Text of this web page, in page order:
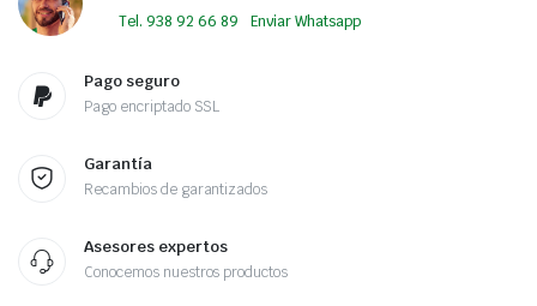
Tel. 938 92 66 89 Enviar Whatsapp
Pago seguro
Pago encriptado SSL
Garantía
Recambios de garantizados
Asesores expertos
Conocemos nuestros productos